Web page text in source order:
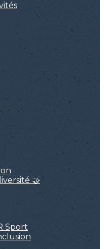
🤝
Sport